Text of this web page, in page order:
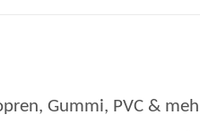
Gummi, PVC &